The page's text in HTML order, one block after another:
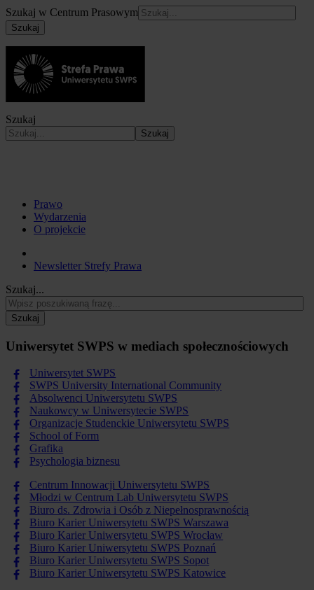
Szukaj w Centrum Prasowym
Szukaj
Szukaj
Szukaj
Prawo
Wydarzenia
O projekcie
Newsletter Strefy Prawa
Szukaj...
Szukaj
Uniwersytet SWPS w mediach społecznościowych
Uniwersytet SWPS
SWPS University International Community
Absolwenci Uniwersytetu SWPS
Naukowcy w Uniwersytecie SWPS
Organizacje Studenckie Uniwersytetu SWPS
School of Form
Grafika
Psychologia biznesu
Centrum Innowacji Uniwersytetu SWPS
Młodzi w Centrum Lab Uniwersytetu SWPS
Biuro ds. Zdrowia i Osób z Niepełnosprawnością
Biuro Karier Uniwersytetu SWPS Warszawa
Biuro Karier Uniwersytetu SWPS Wrocław
Biuro Karier Uniwersytetu SWPS Poznań
Biuro Karier Uniwersytetu SWPS Sopot
Biuro Karier Uniwersytetu SWPS Katowice